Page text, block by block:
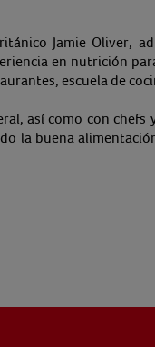
Jamie Oliver,
en nutrición
escuela de
así como con chefs
la buena